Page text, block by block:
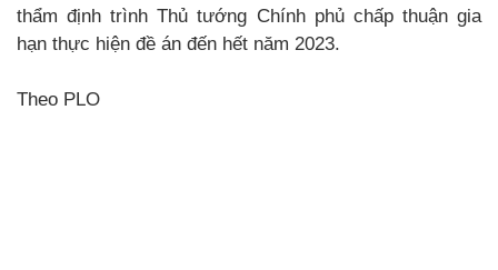
thẩm định trình Thủ tướng Chính phủ chấp thuận gia
hạn thực hiện đề án đến hết năm 2023.
Theo PLO